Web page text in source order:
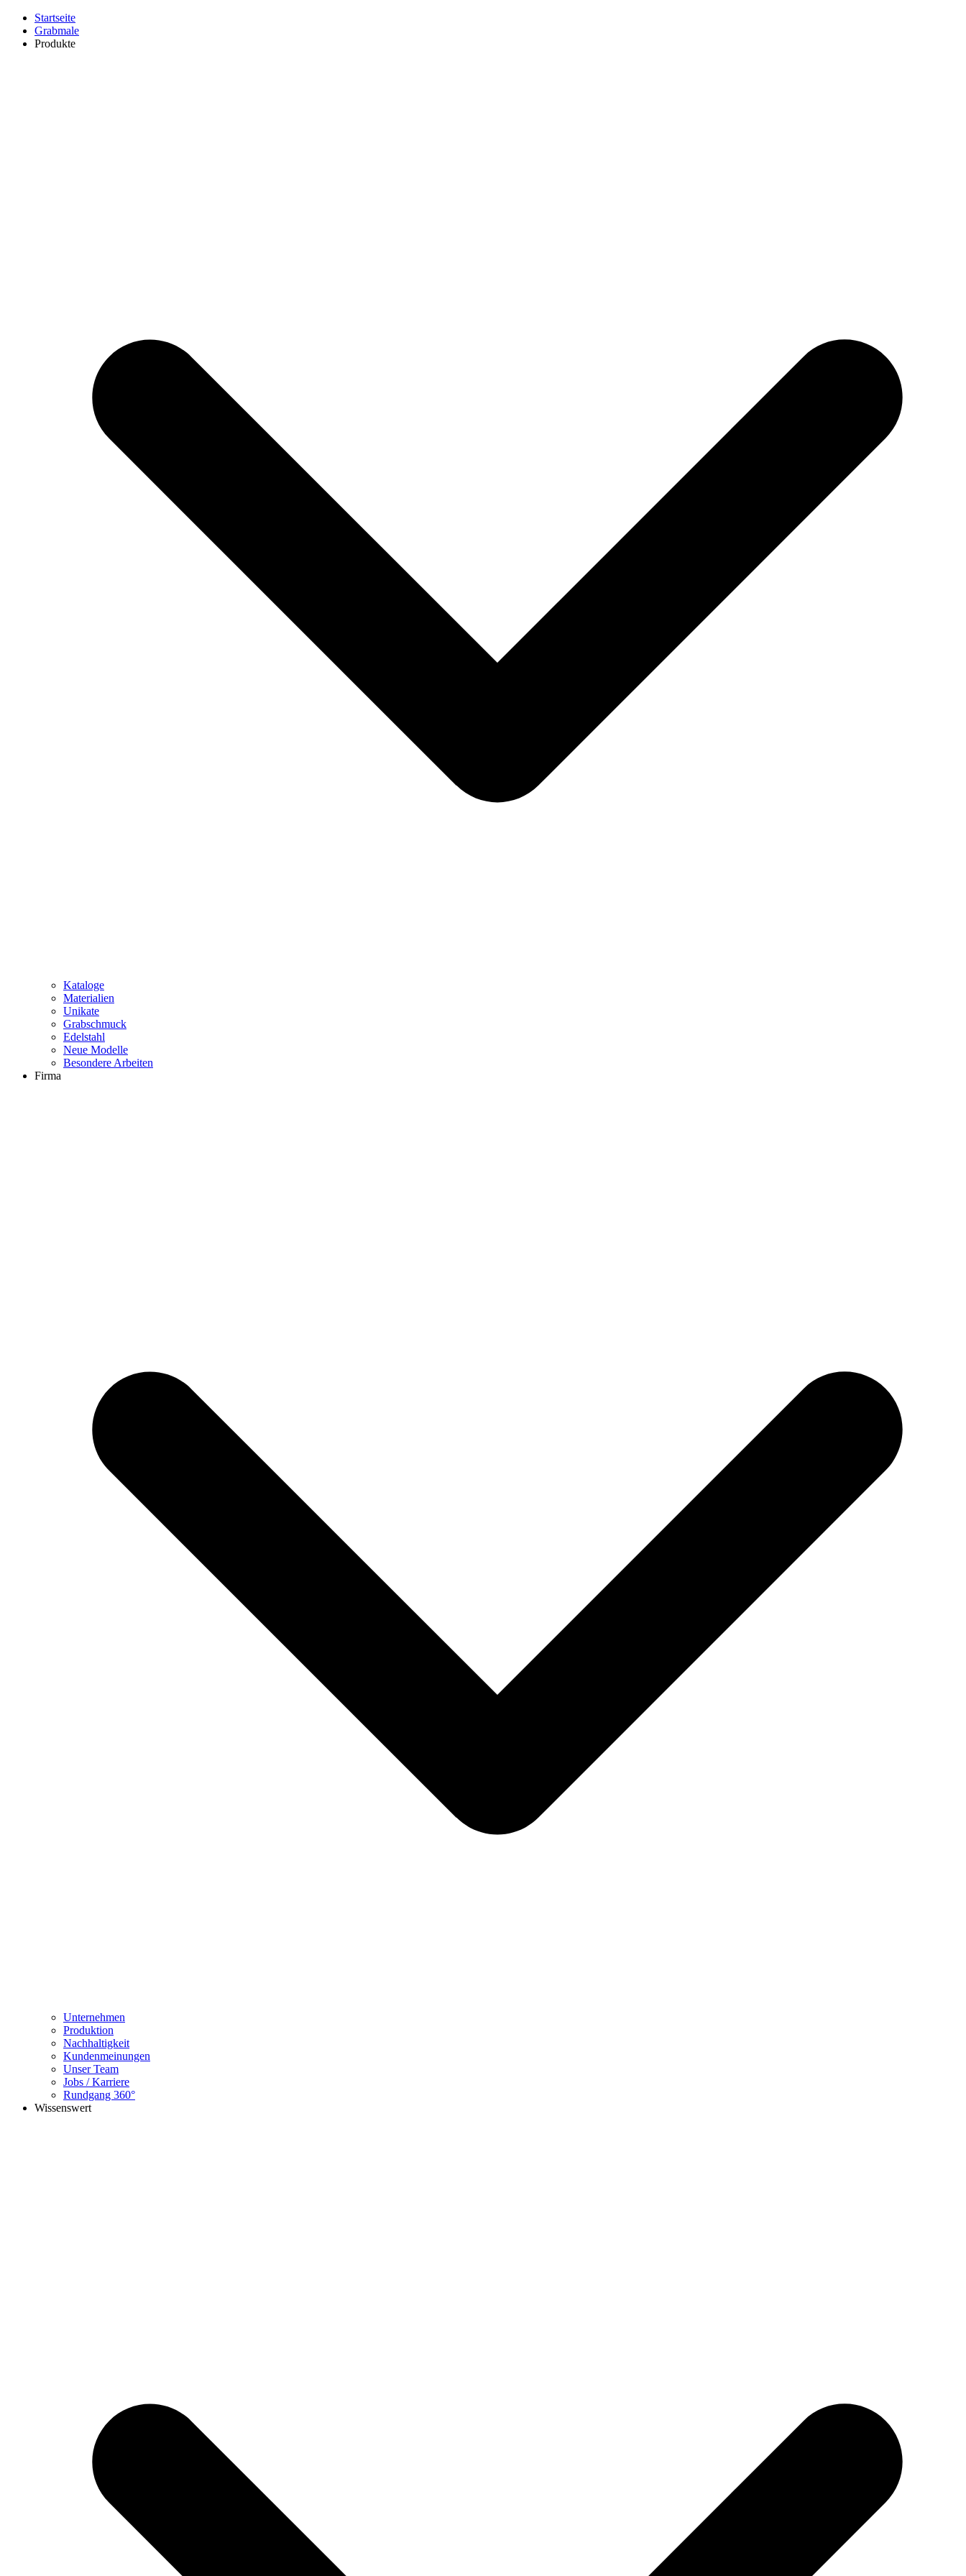
Startseite
Grabmale
Produkte
Kataloge
Materialien
Unikate
Grabschmuck
Edelstahl
Neue Modelle
Besondere Arbeiten
Firma
Unternehmen
Produktion
Nachhaltigkeit
Kundenmeinungen
Unser Team
Jobs / Karriere
Rundgang 360°
Wissenswert